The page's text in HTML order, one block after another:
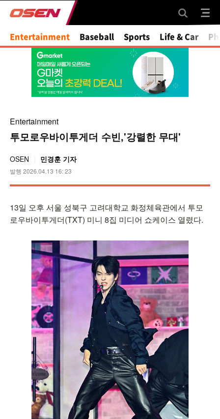
Entertainment Baseball Sports Life & Car
Entertainment
투모로우바이투게더 수빈,'강렬한 무대'
OSEN 민경훈 기자
발행 2026.04.13 16: 23
13일 오후 서울 성북구 고려대학교 화정체육관에서 투모
로우바이투게더(TXT) 미니 8집 미디어 쇼케이스 열렸다.